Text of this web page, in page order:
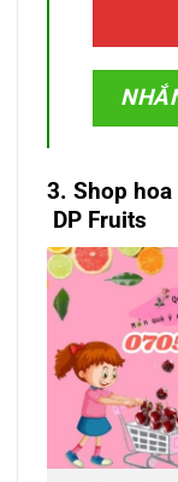
3. Shop hoa
DP Fruits